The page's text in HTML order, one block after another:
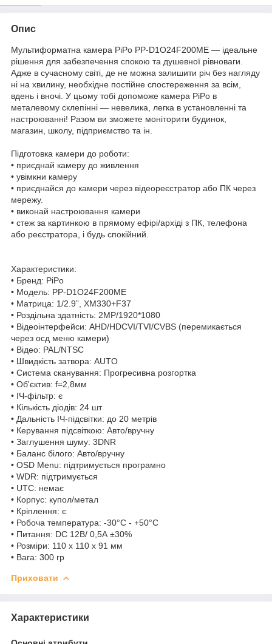
Опис
Мультиформатна камера PiPo PP-D1O24F200ME — ідеальне
рішення для забезпечення спокою та душевної рівноваги.
Адже в сучасному світі, де не можна залишити річ без нагляду
ні на хвилину, необхідне постійне спостереження за всім,
вдень і вночі. У цьому тобі допоможе камера PiPo в
металевому склепінні — невелика, легка в установленні та
настроюванні! Разом ви зможете моніторити будинок,
магазин, школу, підприємство та ін.
Підготовка камери до роботи:
• приєднай камеру до живлення
• увімкни камеру
• приєднайся до камери через відеореєстратор або ПК через
мережу.
• виконай настроювання камери
• стеж за картинкою в прямому ефірі/архіді з ПК, телефона
або реєстратора, і будь спокійний.
Характеристики:
• Бренд: PiPo
• Модель: PP-D1O24F200ME
• Матрица: 1/2.9”, XM330+F37
• Роздільна здатність: 2MP/1920*1080
• Відеоінтерфейси: AHD/HDCVI/TVI/CVBS (перемикається
через осд меню камери)
• Відео: PAL/NTSC
• Швидкість затвора: AUTO
• Система сканування: Прогресивна розгортка
• Об'єктив: f=2,8мм
• ІЧ-фільтр: є
• Кількість діодів: 24 шт
• Дальність ІЧ-підсвітки: до 20 метрів
• Керування підсвіткою: Авто/вручну
• Заглушення шуму: 3DNR
• Баланс білого: Авто/вручну
• OSD Menu: підтримується програмно
• WDR: підтримується
• UTC: немає
• Корпус: купол/метал
• Кріплення: є
• Робоча температура: -30°C - +50°C
• Питання: DC 12В/ 0,5А ±30%
• Розміри: 110 х 110 x 91 мм
• Вага: 300 гр
Приховати
Характеристики